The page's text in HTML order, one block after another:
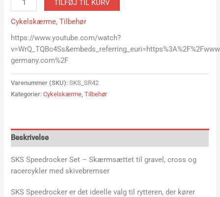
TILFØJ TIL KURV
Cykelskærme,Tilbehør
https://www.youtube.com/watch?
germany.com%2F
Varenummer (SKU):SKS_SR42
Kategorier:Cykelskærme,Tilbehør
Beskrivelse
SKS Speedrocker Set – Skærmsættet til gravel, cross og
racercykler med skivebremser
SKS Speedrocker er det ideelle valg til rytteren, der kører